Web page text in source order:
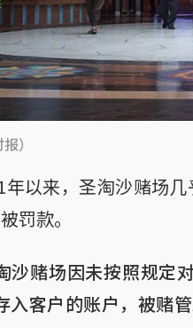
）
年以来，圣淘沙赌场
罚款。
沙赌场因未按照规定
入客户的账户，被赌管